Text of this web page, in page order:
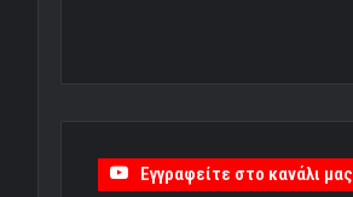
Εγγραφείτε στο κανάλι μας